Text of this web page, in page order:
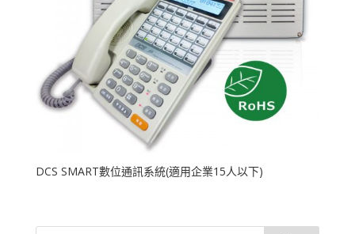
DCS SMART數位通訊系統(適用企業15人以下)